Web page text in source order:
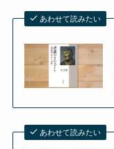
あわせて読みたい
あわせて読みたい